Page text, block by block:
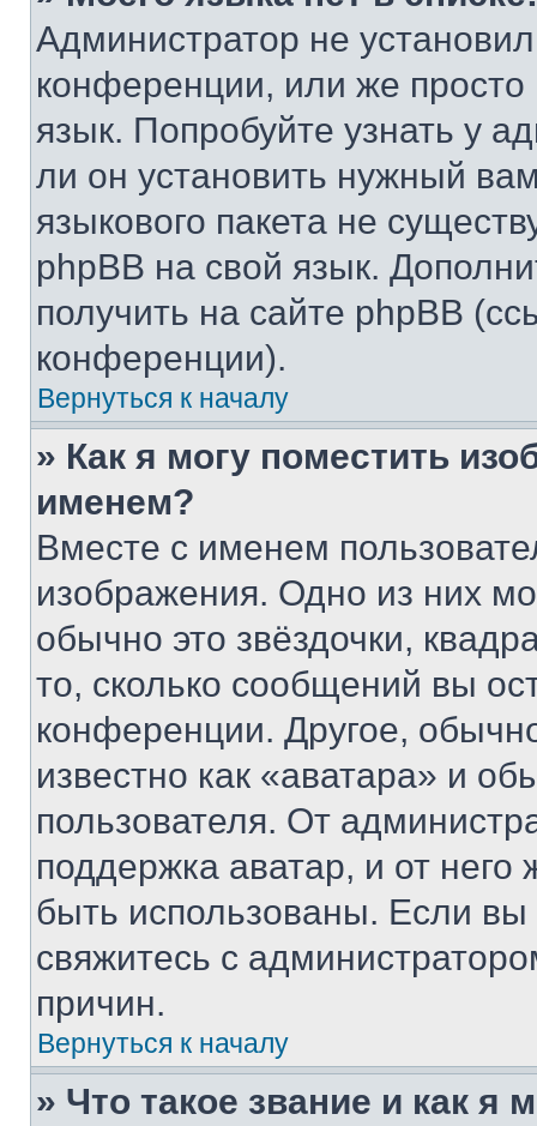
Администратор не
конференции, или же
язык. Попробуйте узнать у
ли он установить нужный
языкового пакета не
phpBB на свой язык.
получить на сайте phpBB
конференции).
Вернуться к началу
» Как я могу поместить
именем?
Вместе с именем
изображения. Одно из них
обычно это звёздочки,
то, сколько сообщений вы
конференции. Другое,
известно как «аватара» и
пользователя. От
поддержка аватар, и от него
быть использованы. Если
свяжитесь с
причин.
Вернуться к началу
» Что такое звание и как я